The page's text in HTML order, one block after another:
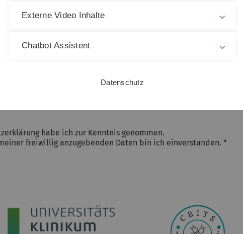
werden von uns ausschließlich für die Beantwortung bzw.
beziehen wir uns auf den Art. 6. Abs. 1 lit. a DSGVO,
nicht statt. Sie können Ihre erteilte Einwilligung
gelöscht. Ihre Daten werden ansonsten gelöscht,
sich jederzeit über die zu Ihrer Person gespeicherten
dieser Webseite.
habe ich zur Kenntnis genommen.
freiwillig anzugebenden Daten bin ich einverstanden. *
Externe Video Inhalte
Chatbot Assistent
Datenschutz